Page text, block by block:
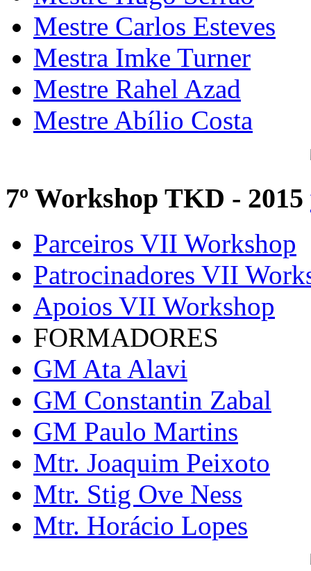
Mestre Carlos Esteves
Mestra Imke Turner
Mestre Rahel Azad
Mestre Abílio Costa
7º Workshop TKD - 2015
Parceiros VII Workshop
Patrocinadores VII
Apoios VII Workshop
FORMADORES
GM Ata Alavi
GM Constantin Zabal
GM Paulo Martins
Mtr. Joaquim Peixoto
Mtr. Stig Ove Ness
Mtr. Horácio Lopes